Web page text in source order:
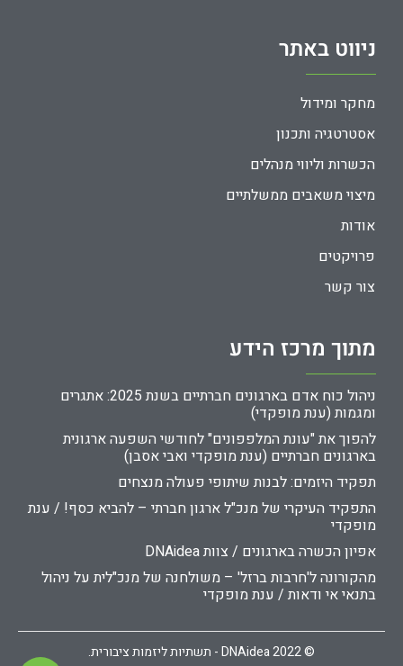
ניווט באתר
מחקר ומידול
אסטרטגיה ותכנון
הכשרות וליווי מנהלים
מיצוי משאבים ממשלתיים
אודות
פרויקטים
צור קשר
מתוך מרכז הידע
ניהול כוח אדם בארגונים חברתיים בשנת 2025: אתגרים
ומגמות (ענת מופקדי)
להפוך את "עונת המלפפונים" לחודשי השפעה ארגונית
בארגונים חברתיים (ענת מופקדי ואבי אסבן)
תפקיד היזמים: לבנות שיתופי פעולה מנצחים
התפקיד העיקרי של מנכ"ל ארגון חברתי – להביא כסף! / ענת
מופקדי
אפיון הכשרה בארגונים / צוות DNAidea
מהקורונה ל'חרבות ברזל' – משולחנה של מנכ"לית על ניהול
בתנאי אי ודאות / ענת מופקדי
© 2022 DNAidea - תשתיות ליזמות ציבורית.